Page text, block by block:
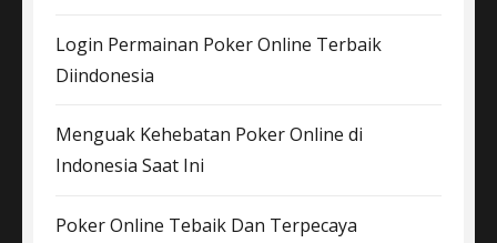
Login Permainan Poker Online Terbaik
Diindonesia
Menguak Kehebatan Poker Online di
Indonesia Saat Ini
Poker Online Tebaik Dan Terpecaya